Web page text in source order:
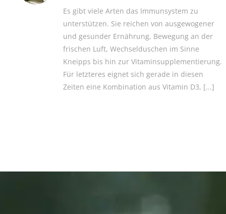
Es gibt viele Arten das Immunsystem zu
unterstützen. Sie reichen von ausgewogener
und gesunder Ernährung, Bewegung an der
frischen Luft, Wechselduschen im Sinne
Kneipps bis hin zur Vitaminsupplementierung.
Für letzteres eignet sich gerade in diesen
Zeiten eine Kombination aus Vitamin D3, [...]